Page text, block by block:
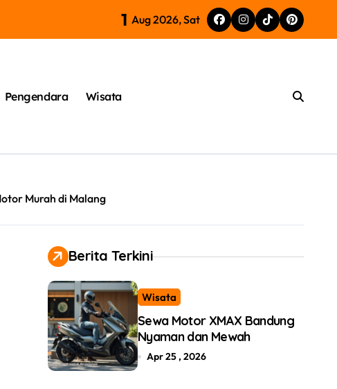
PCX 160 Motor Modern
1 Aug 2026, Sat
Pengendara Wisata
Murah di Malang
Berita Terkini
Wisata
Sewa Motor XMAX Bandung
Nyaman dan Mewah
Apr 25 , 2026